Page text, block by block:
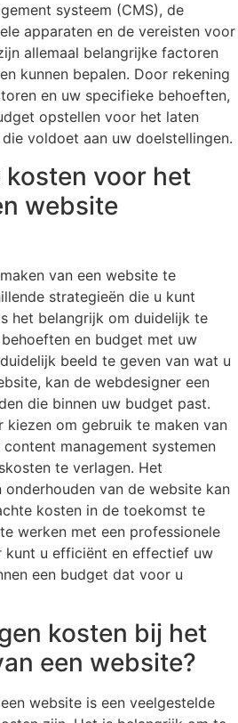
systeem (CMS), de
apparaten en de vereisten voor
allemaal belangrijke factoren
kunnen bepalen. Door rekening
en uw specifieke behoeften,
opstellen voor het laten
voldoet aan uw doelstellingen.
kosten voor het
website
van een website te
strategieën die u kunt
het belangrijk om duidelijk te
en budget met uw
beeld te geven van wat u
kan de webdesigner een
die binnen uw budget past.
kiezen om gebruik te maken van
management systemen
te verlagen. Het
van de website kan
kosten in de toekomst te
werken met een professionele
kunt u efficiënt en effectief uw
een budget dat voor u
kosten bij het
een website?
website is een veelgestelde